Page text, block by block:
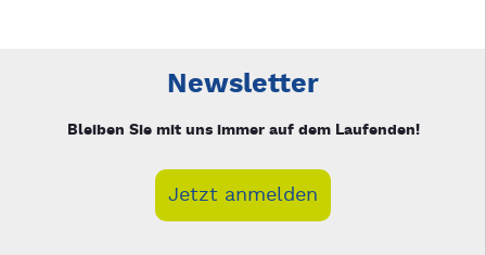
Newsletter
Bleiben Sie mit uns immer auf dem Laufenden!
Jetzt anmelden